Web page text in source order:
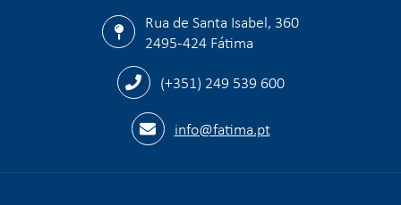
Rua de Santa Isabel, 360
2495-424 Fátima
(+351) 249 539 600
info@fatima.pt